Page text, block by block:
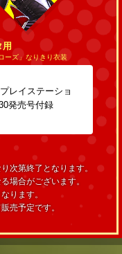
用
ーズ」なりきり衣装
プレイステーショ
発売号付録
次第終了となります。
場合がございます。
ります。
売予定です。